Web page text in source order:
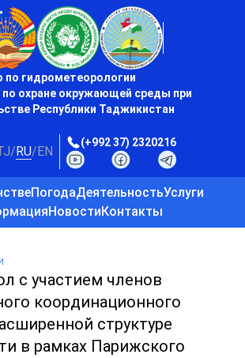
по гидрометеорологии
по охране окружающей среды при
Республики Таджикистан
/RU/EN
(+992 37) 2320216
ПогодаДеятельностьУслуги
НовостиКонтакты
с участием членов
координационного
структуре
в рамках Парижского